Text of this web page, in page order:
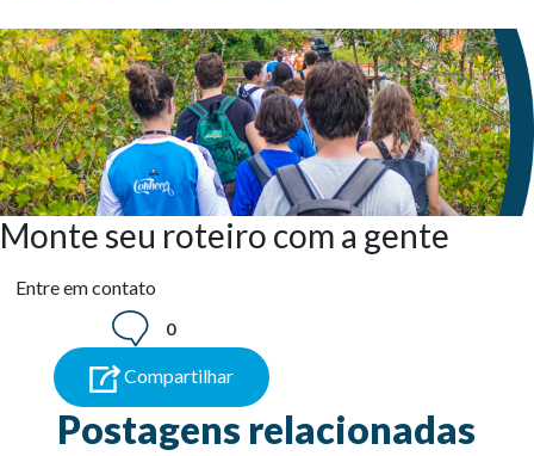
Monte seu roteiro com a gente
Entre em contato
0
Compartilhar
Postagens relacionadas